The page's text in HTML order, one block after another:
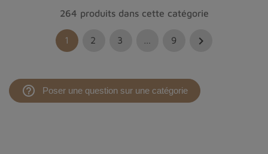
264 produits dans cette catégorie
1 2 3 9 
help_outline Poser une question sur une catégorie